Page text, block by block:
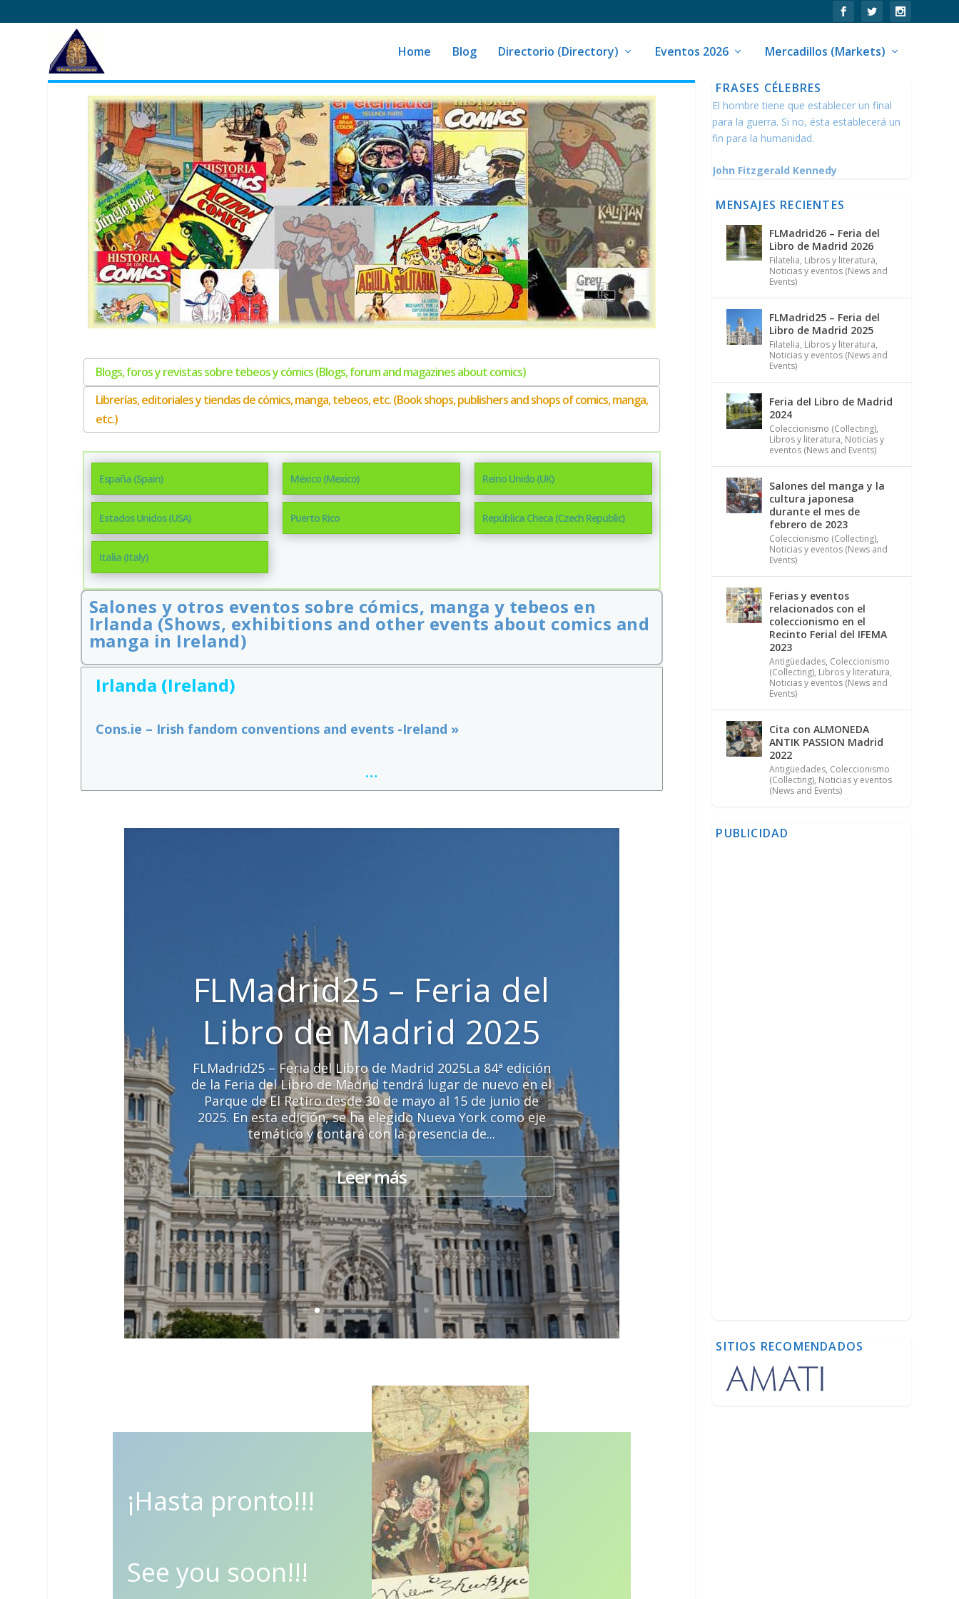
Home Blog Directorio (Directory) Eventos 2026 Mercadillos (Markets)
Blogs, foros y revistas sobre tebeos y cómics (Blogs, forum and magazines about comics)
Librerías, editoriales y tiendas de cómics, manga, tebeos, etc. (Book shops, publishers and shops of comics, manga,
etc.)
España (Spain)
Estados Unidos (USA)
Italia (Italy)
México (Mexico)
Puerto Rico
Reino Unido (UK)
República Checa (Czech Republic)
Salones y otros eventos sobre cómics, manga y tebeos en
Irlanda (Shows, exhibitions and other events about comics and
manga in Ireland)
Irlanda (Ireland)
Cons.ie – Irish fandom conventions and events -Ireland »
…
FLMadrid25 – Feria del
Libro de Madrid 2025
FLMadrid25 – Feria del Libro de Madrid 2025La 84ª edición
de la Feria del Libro de Madrid tendrá lugar de nuevo en el
Parque de El Retiro desde 30 de mayo al 15 de junio de
2025. En esta edición, se ha elegido Nueva York como eje
temático y contará con la presencia de...
Leer más
¡Hasta pronto!!!
See you soon!!!
FRASES CÉLEBRES
El hombre tiene que establecer un final
para la guerra. Si no, ésta establecerá un
fin para la humanidad.
John Fitzgerald Kennedy
MENSAJES RECIENTES
FLMadrid26 – Feria del
Libro de Madrid 2026
Filatelia, Libros y literatura,
Noticias y eventos (News and
Events)
FLMadrid25 – Feria del
Libro de Madrid 2025
Filatelia, Libros y literatura,
Noticias y eventos (News and
Events)
Feria del Libro de Madrid
2024
Coleccionismo (Collecting),
Libros y literatura, Noticias y
eventos (News and Events)
Salones del manga y la
cultura japonesa
durante el mes de
febrero de 2023
Coleccionismo (Collecting),
Noticias y eventos (News and
Events)
Ferias y eventos
relacionados con el
coleccionismo en el
Recinto Ferial del IFEMA
2023
Antigüedades, Coleccionismo
(Collecting), Libros y literatura,
Noticias y eventos (News and
Events)
Cita con ALMONEDA
ANTIK PASSION Madrid
2022
Antigüedades, Coleccionismo
(Collecting), Noticias y eventos
(News and Events)
PUBLICIDAD
SITIOS RECOMENDADOS